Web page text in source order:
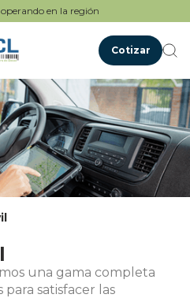
en la región
Cotizar
una gama completa
para satisfacer las